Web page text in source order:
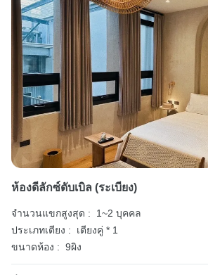
ห้องดีลักซ์ดับเบิล (ระเบียง)
จำนวนแขกสูงสุด :
1~2 บุคคล
ประเภทเตียง :
เตียงคู่ * 1
ขนาดห้อง : 9ผิง